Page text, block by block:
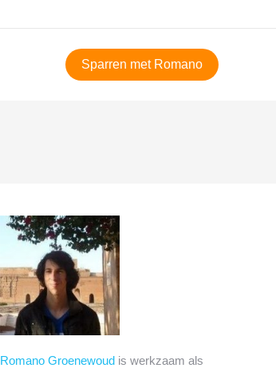
Sparren met Romano
Romano Groenewoud is werkzaam als